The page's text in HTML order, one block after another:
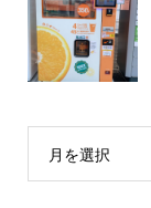
月を選択